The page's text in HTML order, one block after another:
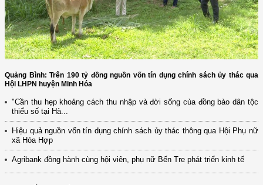
Quảng Bình: Trên 190 tỷ đồng nguồn vốn tín dụng chính sách ủy thác qua
Hội LHPN huyện Minh Hóa
"Cần thu hẹp khoảng cách thu nhập và đời sống của đồng bào dân tộc
thiểu số tại Hà...
Hiệu quả nguồn vốn tín dụng chính sách ủy thác thông qua Hội Phụ nữ
xã Hóa Hợp
Agribank đồng hành cùng hội viên, phụ nữ Bến Tre phát triển kinh tế